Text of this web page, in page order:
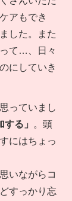
アもでき
した。また
て…、日々
にしていき
っていまし
る」 。頭
にはちょっ
いながらコ
すっかり忘